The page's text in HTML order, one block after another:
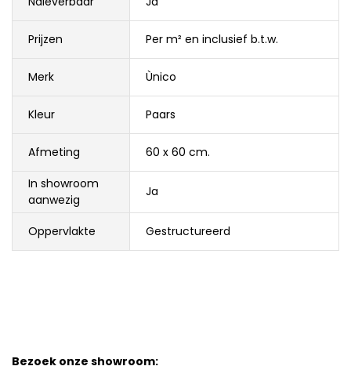
Prijzen Per m² en inclusief b.t.w.
Merk Ùnico
Kleur Paars
Afmeting
60 x 60 cm.
In showroom
aanwezig
Ja
Oppervlakte Gestructureerd
Bezoek onze showroom: